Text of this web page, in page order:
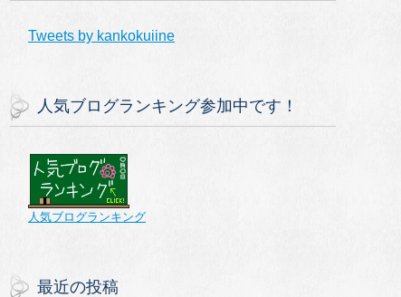
Tweets by kankokuiine
人気ブログランキング参加中です！
人気ブログランキング
最近の投稿